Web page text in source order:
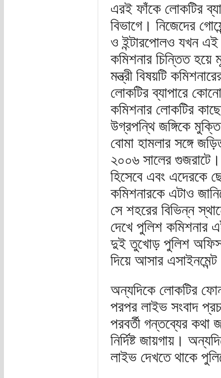
এরই ফাঁকে লোকটির
বিভাগে। নিজেদের
ও ইন্টারপোলও যখন এই
কমিশনার চিন্তিত হয়ে
মন্ত্রী বিষয়টি
লোকটির ব্যাপারে
কমিশনার লোকটির
উগ্রপন্থি জঙ্গিকে
বোমা হামলার সঙ্গে
২০০৬ সালের
হিসেবে এবং এদেরকে
কমিশনারকে এটাও
সে শহরের বিভিন্ন
দেখে পুলিশ কমিশনার
দুই তুখোড় পুলিশ
দিয়ে আসার এসাইনমেন্ট
অন্যদিকে লোকটির
পরপর লাইভ সংবাদ
পরবর্তী গন্তব্যের কথা
নির্দিষ্ট জায়গায়।
লাইভ দেখতে থাকে